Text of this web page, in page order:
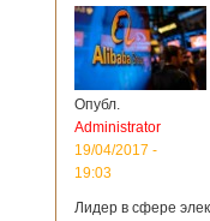
Опубл.
Administrator
19/04/2017 -
19:03
Лидер в сфере